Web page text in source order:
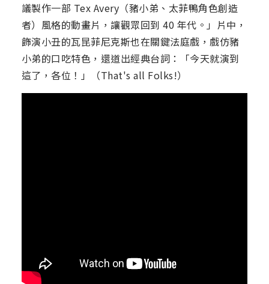
議製作一部 Tex Avery（豬小弟、太菲鴨角色創造
者）風格的動畫片，讓觀眾回到 40 年代。」片中，
飾演小丑的瓦昆菲尼克斯也在關鍵法庭戲，戲仿豬
小弟的口吃特色，還道出經典台詞：「今天就演到
這了，各位！」（That's all Folks!）